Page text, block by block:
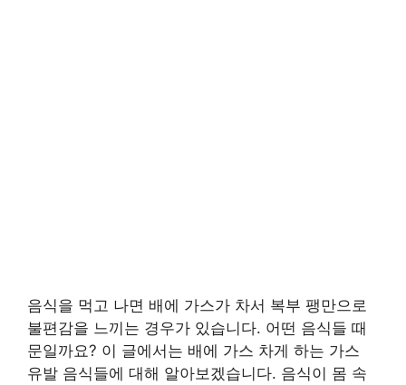
음식을 먹고 나면 배에 가스가 차서 복부 팽만으로
불편감을 느끼는 경우가 있습니다. 어떤 음식들 때
문일까요? 이 글에서는 배에 가스 차게 하는 가스
유발 음식들에 대해 알아보겠습니다. 음식이 몸 속